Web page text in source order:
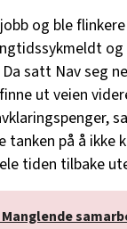
og ble
satt Nav seg
ut veien
tanken på å ikke
tiden tilbake